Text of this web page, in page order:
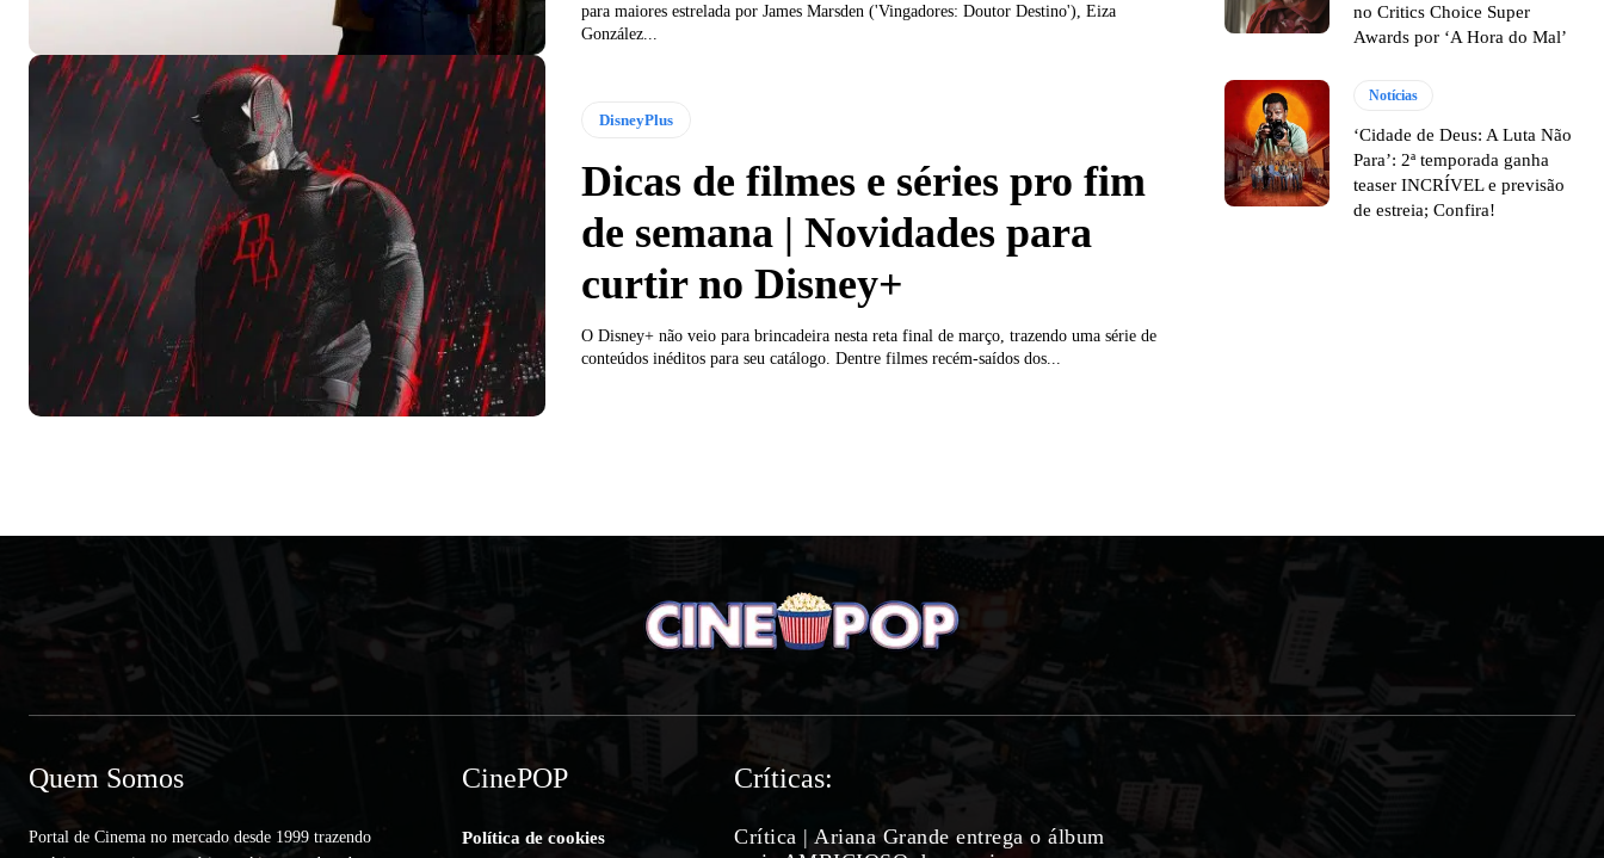
para maiores estrelada por James Marsden ('Vingadores: Doutor Destino'), Eiza
González...
DisneyPlus
Dicas de filmes e séries pro fim
de semana | Novidades para
curtir no Disney+
O Disney+ não veio para brincadeira nesta reta final de março, trazendo uma série de
conteúdos inéditos para seu catálogo. Dentre filmes recém-saídos dos...
no Critics Choice Super
Awards por ‘A Hora do Mal’
Notícias
‘Cidade de Deus: A Luta Não
Para’: 2ª temporada ganha
teaser INCRÍVEL e previsão
de estreia; Confira!
Quem Somos
Portal de Cinema no mercado desde 1999 trazendo
CinePOP
Política de cookies
Críticas:
Crítica | Ariana Grande entrega o álbum